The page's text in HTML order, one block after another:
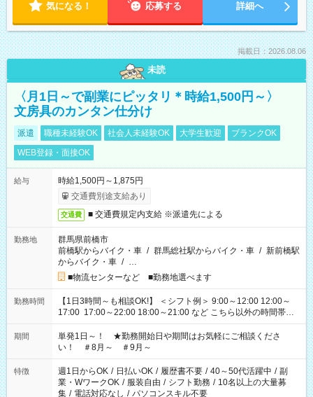
気になる！ 応募する 詳細へ
掲載日：2026.08.06
未読
〈月1日～で副業にピッタリ＊時給1,500円～〉
文房具のカンタン仕分け
派遣 職種未経験OK 社会人未経験OK 大学生歓迎
ブランクOK
WEB登録・面接OK
給与
時給1,500円～1,875円
交通費別途支給あり
交通費 ■ 交通費規定内支給 ※派遣先による
勤務地
群馬県前橋市
前橋駅からバイク・車 / 群馬総社駅からバイク・車 / 新前橋駅
からバイク・車 / …
■物流センターなど ■勤務地選べます
勤務時間
【1日3時間～も相談OK!】 ＜シフト例＞ 9:00～12:00 12:00～
17:00 17:00～22:00 18:00～21:00 など こちら以外の時間帯も
お気軽にご相談ください！
期間
単発1日～！ ★勤務開始日や期間はお気軽にご相談くださ
い！ ＃8月～ ＃9月～
特徴 週1日からOK / 日払いOK / 履歴書不要 / 40～50代活躍中 / 副
業・WワークOK / 服装自由 / シフト勤務 / 10名以上の大量募
集 / 電話対応なし / パソコンスキル不要